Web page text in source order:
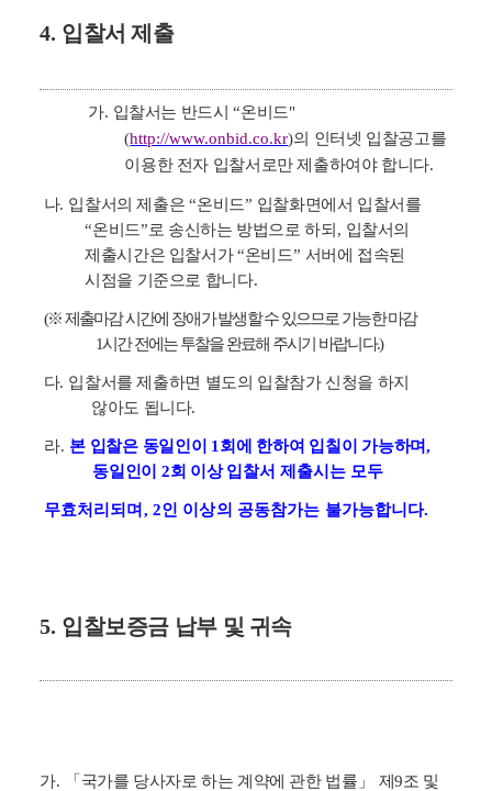
4. 입찰서 제출
가. 입찰서는 반드시“온비드"
(http://www.onbid.co.kr)의 인터넷 입찰공고를
이용한 전자 입찰서로만 제출하여야 합니다.
나. 입찰서의 제출은 “온비드” 입찰화면에서 입찰서를
“온비드”로 송신하는 방법으로 하되 , 입찰서의
제출시간은 입찰서가“온비드” 서버에 접속된
시점을 기준으로 합니다.
(※제출마감 시간에 장애가 발생할 수 있으므로 가능한 마감
1시간 전에는 투찰을 완료해 주시기 바랍니다.)
다. 입찰서를 제출하면 별도의 입찰참가 신청을 하지
않아도 됩니다.
라. 본 입찰은 동일인이 1 회에 한하여 입칠이 가능하며,
동일인이 2회 이상 입찰서 제출시는 모두
무효처리되며 , 2인 이상의 공동참가는 불가능합니다.
5. 입찰보증금 납부 및 귀속
가. 「 국가를 당사자로 하는 계약에 관한 법률 」 제9조 및